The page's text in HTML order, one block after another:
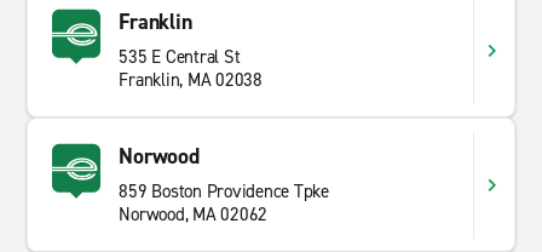
Franklin
535 E Central St
Franklin, MA 02038
Norwood
859 Boston Providence Tpke
Norwood, MA 02062